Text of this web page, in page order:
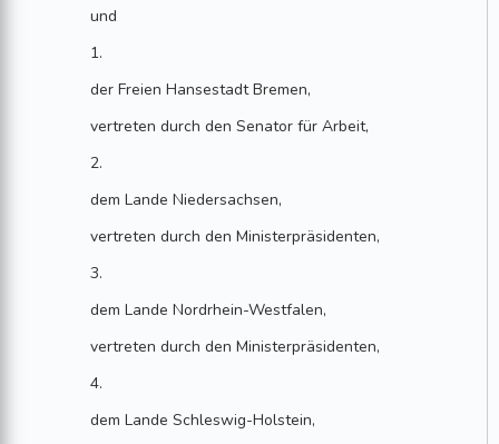
und
1.
der Freien Hansestadt Bremen,
vertreten durch den Senator für Arbeit,
2.
dem Lande Niedersachsen,
vertreten durch den Ministerpräsidenten,
3.
dem Lande Nordrhein-Westfalen,
vertreten durch den Ministerpräsidenten,
4.
dem Lande Schleswig-Holstein,